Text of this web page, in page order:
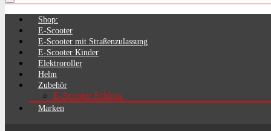
Shop:
E-Scooter
E-Scooter mit Straßenzulassung
E-Scooter Kinder
Elektroroller
Helm
Zubehör
E-Scooter Schloss
Marken